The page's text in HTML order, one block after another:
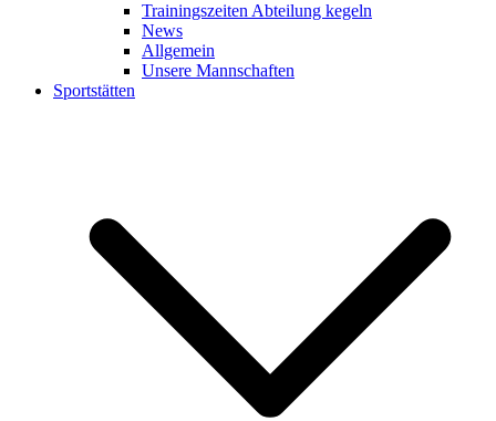
Trainingszeiten Abteilung kegeln
News
Allgemein
Unsere Mannschaften
Sportstätten